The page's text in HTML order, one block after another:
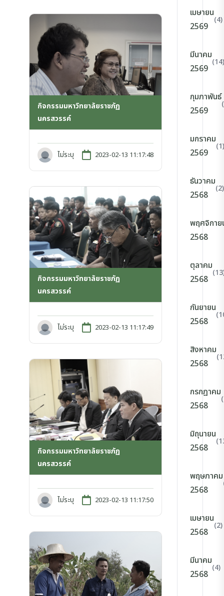
กิจกรรมมหาวิทยาลัยราชภัฏ
นครสวรรค์
ไม่ระบุ 2023-02-13 11:17:48
กิจกรรมมหาวิทยาลัยราชภัฏ
นครสวรรค์
ไม่ระบุ 2023-02-13 11:17:49
กิจกรรมมหาวิทยาลัยราชภัฏ
นครสวรรค์
ไม่ระบุ 2023-02-13 11:17:50
เมษายน
2569
(4)
มีนาคม
2569
(14)
กุมภาพันธ์
2569
มกราคม
2569
(1)
ธันวาคม
2568
(2)
พฤศจิกาย
2568
ตุลาคม
2568
กันยายน
2568
สิงหาคม
2568
กรกฎาคม
2568
มิถุนายน
2568
พฤษภาคม
2568
เมษายน
2568
(2)
มีนาคม
2568
(4)